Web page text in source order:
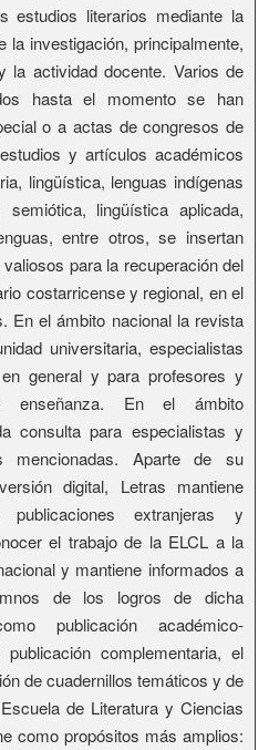
estudios literarios mediante la
la investigación, principalmente,
actividad docente. Varios de
hasta el momento se han
o a actas de congresos de
y artículos académicos
lingüística, lenguas indígenas
semiótica, lingüística aplicada,
entre otros, se insertan
para la recuperación del
costarricense y regional, en el
En el ámbito nacional la revista
universitaria, especialistas
general y para profesores y
enseñanza. En el ámbito
consulta para especialistas y
mencionadas. Aparte de su
digital, Letras mantiene
extranjeras y
el trabajo de la ELCL a la
y mantiene informados a
de los logros de dicha
publicación académico-
complementaria, el
de cuadernillos temáticos y de
de Literatura y Ciencias
como propósitos más amplios: